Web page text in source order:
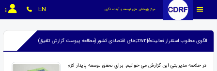
مرکز پژوهش های توسعه و آینده نگری EN
الگوی مطلوب استقرار فعالیت&zwnj;های اقتصادی کشور (مطالعه پیوست گزارش تلفیق)
در خلاصه مديريتي اين گزارش مي خوانيم: براي تحقق توسعه پايدار لازم